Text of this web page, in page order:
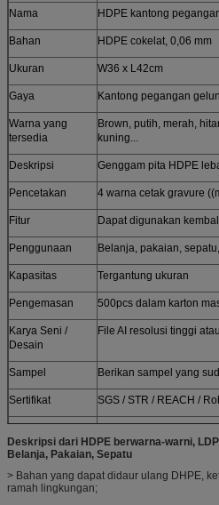
Nama HDPE kantong
Bahan HDPE cokelat, 0,06 mm
Ukuran W36 x L42cm
Gaya Kantong pegangan
Warna yang
tersedia
Brown, putih, merah,
kuning...
Deskripsi Genggam pita HDPE
Pencetakan 4 warna cetak gravure
Fitur Dapat digunakan
Penggunaan Belanja, pakaian,
Kapasitas Tergantung ukuran
Pengemasan 500pcs dalam karton
Karya Seni /
Desain
File AI resolusi tinggi
Sampel Berikan sampel yang
Sertifikat SGS / STR / REACH /
Disesuaikan
Gaya yang disesuaikan,
pengemasan diterima
Deskripsi dari HDPE berwarna-warni,
Belanja, Pakaian, Sepatu
> Bahan yang dapat didaur ulang DHPE,
ramah lingkungan;